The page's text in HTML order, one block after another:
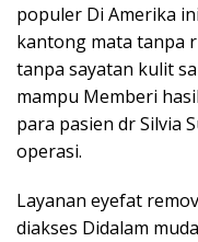
populer Di Amerika
kantong mata tanpa
tanpa sayatan kulit
mampu Memberi
para pasien dr Silvia
operasi.
Layanan eyefat
diakses Didalam